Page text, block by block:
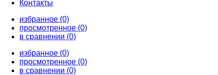
Контакты
избранное (0)
просмотренное (0)
в сравнении (0)
избранное (0)
просмотренное (0)
в сравнении (0)